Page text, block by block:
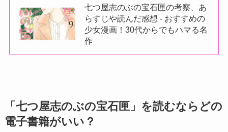
七つ屋志のぶの宝石匣の考察、あ
らすじや読んだ感想 - おすすめの
少女漫画！30代からでもハマる名
作
「七つ屋志のぶの宝石匣」を読むならどの
電子書籍がいい？